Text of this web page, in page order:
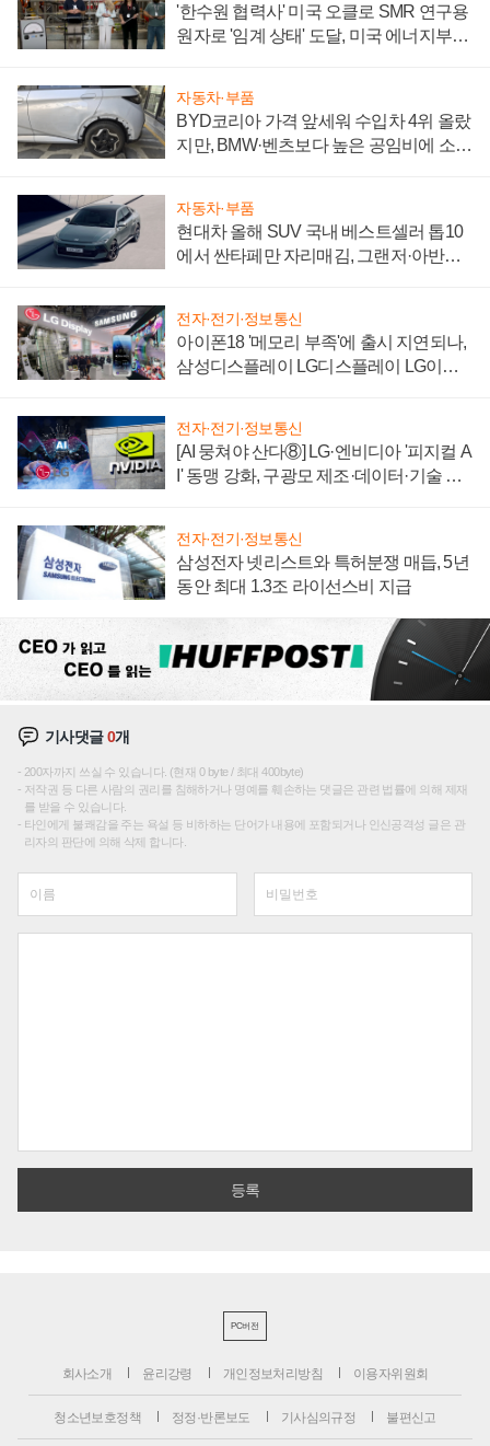
'한수원 협력사' 미국 오클로 SMR 연구용
원자로 '임계 상태' 도달, 미국 에너지부
자동차·부품
BYD코리아 가격 앞세워 수입차 4위 올랐
지만, BMW·벤츠보다 높은 공임비에 소비
자동차·부품
현대차 올해 SUV 국내 베스트셀러 톱10
에서 싼타페만 자리매김, 그랜저·아반떼
전자·전기·정보통신
아이폰18 '메모리 부족'에 출시 지연되나,
삼성디스플레이 LG디스플레이 LG이노
전자·전기·정보통신
[AI 뭉쳐야 산다⑧] LG·엔비디아 '피지컬 A
I' 동맹 강화, 구광모 제조·데이터·기술 결
전자·전기·정보통신
삼성전자 넷리스트와 특허분쟁 매듭, 5년
동안 최대 1.3조 라이선스비 지급
기사댓글0개
200자까지 쓰실 수 있습니다. (현재 0 byte / 최대 400byte)
저작권 등 다른 사람의 권리를 침해하거나 명예를 훼손하는 댓글은 관련 법률에 의해 제재
를 받을 수 있습니다.
타인에게 불쾌감을 주는 욕설 등 비하하는 단어가 내용에 포함되거나 인신공격성 글은 관
리자의 판단에 의해 삭제 합니다.
PC버전
회사소개 윤리강령 개인정보처리방침 이용자위원회
청소년보호정책 정정·반론보도 기사심의규정 불편신고